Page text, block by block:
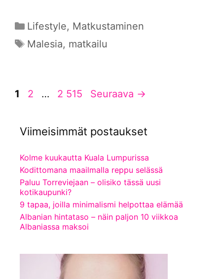
Kategoriat
Lifestyle, Matkustaminen
Avainsanat
Malesia, matkailu
Sivu
1 Sivu
2 … Sivu
2 515 Seuraava →
Viimeisimmät postaukset
Kolme kuukautta Kuala Lumpurissa
Kodittomana maailmalla reppu selässä
Paluu Torreviejaan – olisiko tässä uusi
kotikaupunki?
9 tapaa, joilla minimalismi helpottaa elämää
Albanian hintataso – näin paljon 10 viikkoa
Albaniassa maksoi